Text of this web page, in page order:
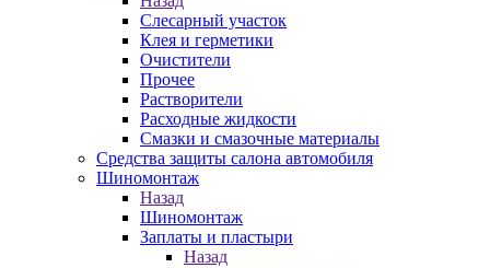
Слесарный участок
Клея и герметики
Очистители
Прочее
Растворители
Расходные жидкости
Смазки и смазочные материалы
Средства защиты салона автомобиля
Шиномонтаж
Назад
Шиномонтаж
Заплаты и пластыри
Назад